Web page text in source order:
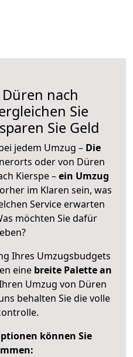
nach
Sie
Sie Geld
jedem Umzug – Die
oder von Düren
Kierspe –ein Umzug
im Klaren sein, was
Service erwarten
möchten Sie dafür
Ihres Umzugsbudgets
eine breite Palette an
Umzug von Düren
behalten Sie die volle
können Sie